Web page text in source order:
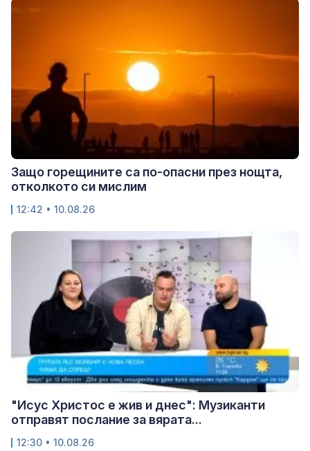
Защо горещините са по-опасни през нощта,
отколкото си мислим
12:42 • 10.08.26
"Исус Христос е жив и днес": Музиканти
отправят послание за вярата...
12:30 • 10.08.26